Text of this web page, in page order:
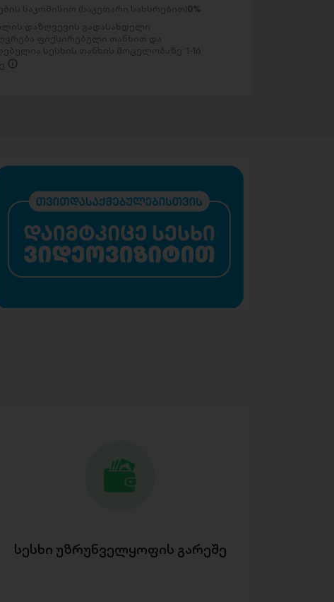
საკომისიო (საკუთარი სახსრებით)0%
დაზღვევის გადასახდელი
ფიქსირებული თანხით და
სესხის თანხის მოცულობაზე: 1-16
სესხი უზრუნველყოფის გარეშე